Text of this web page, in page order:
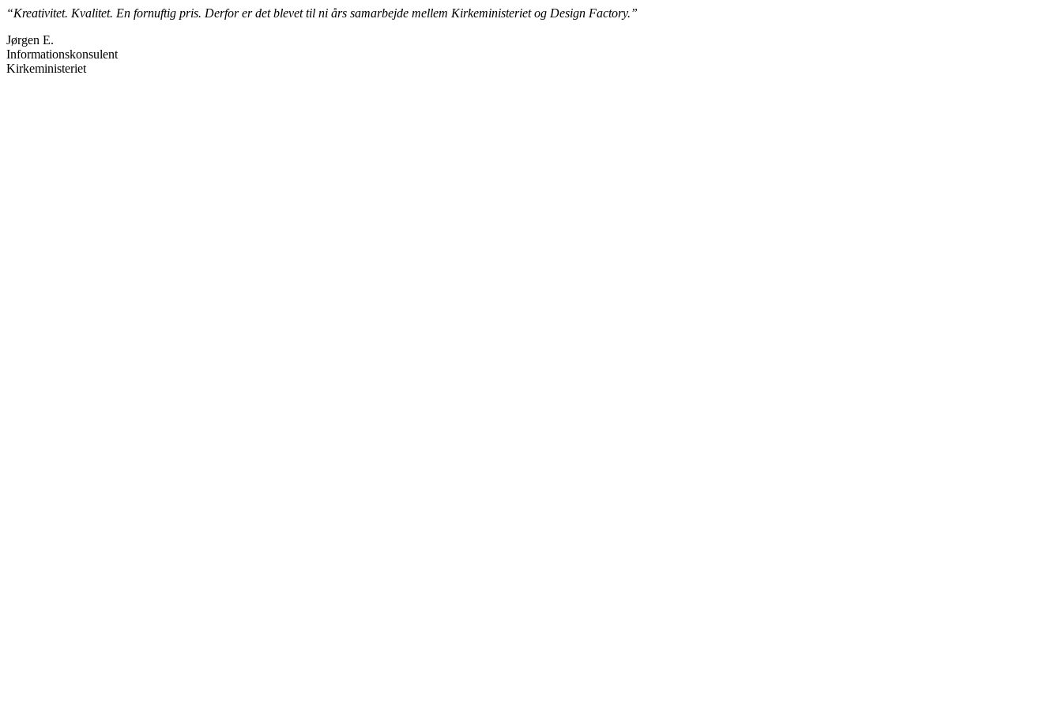
“Kreativitet. Kvalitet. En fornuftig pris. Derfor er det blevet til ni års samarbejde mellem Kirkeministeriet og Design Factory.”
Jørgen E.
Informationskonsulent
Kirkeministeriet